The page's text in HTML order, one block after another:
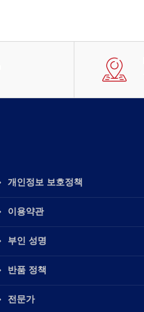
개인정보 보호정책
이용약관
부인 성명
반품 정책
전문가